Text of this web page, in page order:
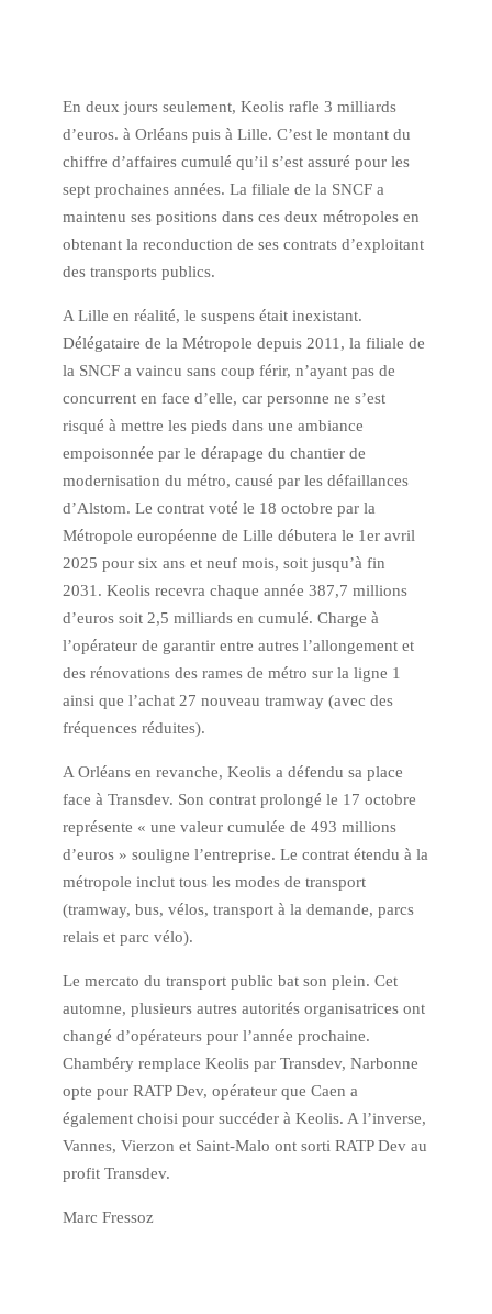
En deux jours seulement, Keolis rafle 3 milliards
d’euros. à Orléans puis à Lille. C’est le montant du
chiffre d’affaires cumulé qu’il s’est assuré pour les
sept prochaines années. La filiale de la SNCF a
maintenu ses positions dans ces deux métropoles en
obtenant la reconduction de ses contrats d’exploitant
des transports publics.
A Lille en réalité, le suspens était inexistant.
Délégataire de la Métropole depuis 2011, la filiale de
la SNCF a vaincu sans coup férir, n’ayant pas de
concurrent en face d’elle, car personne ne s’est
risqué à mettre les pieds dans une ambiance
empoisonnée par le dérapage du chantier de
modernisation du métro, causé par les défaillances
d’Alstom. Le contrat voté le 18 octobre par la
Métropole européenne de Lille débutera le 1er avril
2025 pour six ans et neuf mois, soit jusqu’à fin
2031. Keolis recevra chaque année 387,7 millions
d’euros soit 2,5 milliards en cumulé. Charge à
l’opérateur de garantir entre autres l’allongement et
des rénovations des rames de métro sur la ligne 1
ainsi que l’achat 27 nouveau tramway (avec des
fréquences réduites).
A Orléans en revanche, Keolis a défendu sa place
face à Transdev. Son contrat prolongé le 17 octobre
représente « une valeur cumulée de 493 millions
d’euros » souligne l’entreprise. Le contrat étendu à la
métropole inclut tous les modes de transport
(tramway, bus, vélos, transport à la demande, parcs
relais et parc vélo).
Le mercato du transport public bat son plein. Cet
automne, plusieurs autres autorités organisatrices ont
changé d’opérateurs pour l’année prochaine.
Chambéry remplace Keolis par Transdev, Narbonne
opte pour RATP Dev, opérateur que Caen a
également choisi pour succéder à Keolis. A l’inverse,
Vannes, Vierzon et Saint-Malo ont sorti RATP Dev au
profit Transdev.
Marc Fressoz